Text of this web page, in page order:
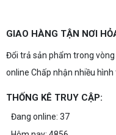
10
PC
và
GIAO HÀNG TẬN NƠI
Đổi trả sản phẩm trong
online Chấp nhận nhiều
THỐNG KÊ TRUY CẬP:
Đang online: 37